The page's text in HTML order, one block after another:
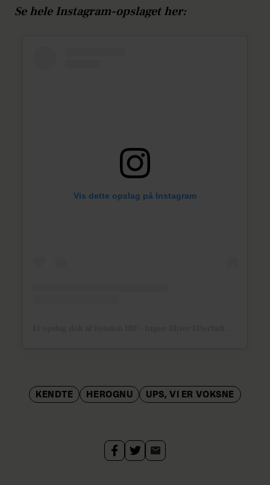
Se hele Instagram-opslaget her:
Vis dette opslag på Instagram
KENDTE HEROGNU UPS, VI ER VOKSNE